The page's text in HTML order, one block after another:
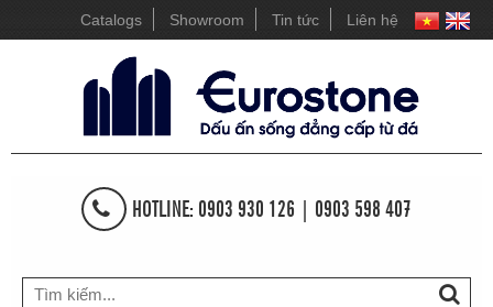
Catalogs Showroom Tin tức Liên hệ
HOTLINE: 0903 930 126 | 0903 598 407